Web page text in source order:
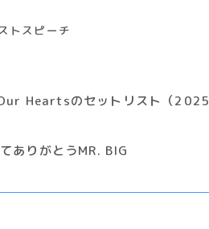
トスピーチ
Heartsのセットリスト（2025
ありがとうMR. BIG